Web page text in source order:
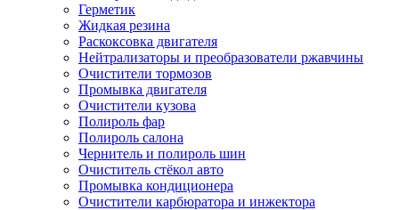
Герметик
Жидкая резина
Раскоксовка двигателя
Нейтрализаторы и преобразователи ржавчины
Очистители тормозов
Промывка двигателя
Очистители кузова
Полироль фар
Полироль салона
Чернитель и полироль шин
Очиститель стёкол авто
Промывка кондиционера
Очистители карбюратора и инжектора